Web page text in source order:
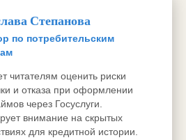
Степанова
по потребительским
читателям оценить риски
и отказа при оформлении
через Госуслуги.
внимание на скрытых
для кредитной истории.